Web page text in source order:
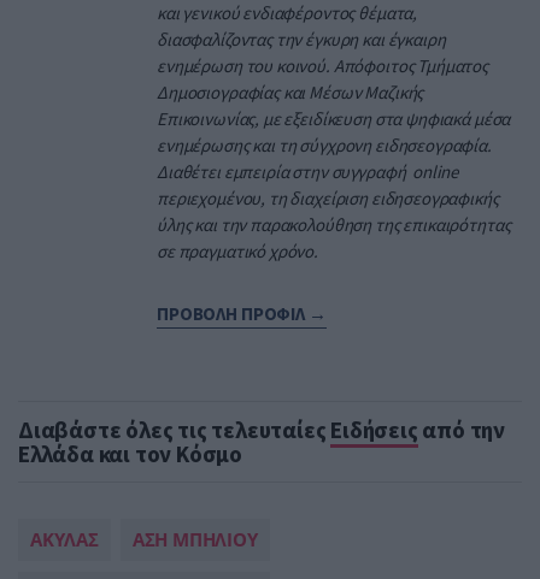
και γενικού ενδιαφέροντος θέματα,
διασφαλίζοντας την έγκυρη και έγκαιρη
ενημέρωση του κοινού. Απόφοιτος Τμήματος
Δημοσιογραφίας και Μέσων Μαζικής
Επικοινωνίας, με εξειδίκευση στα ψηφιακά μέσα
ενημέρωσης και τη σύγχρονη ειδησεογραφία.
Διαθέτει εμπειρία στην συγγραφή online
περιεχομένου, τη διαχείριση ειδησεογραφικής
ύλης και την παρακολούθηση της επικαιρότητας
σε πραγματικό χρόνο.
ΠΡΟΒΟΛΗ ΠΡΟΦΙΛ →
Διαβάστε όλες τις τελευταίες Ειδήσεις από την
Ελλάδα και τον Κόσμο
ΑΚΥΛΑΣ ΑΣΗ ΜΠΗΛΙΟΥ